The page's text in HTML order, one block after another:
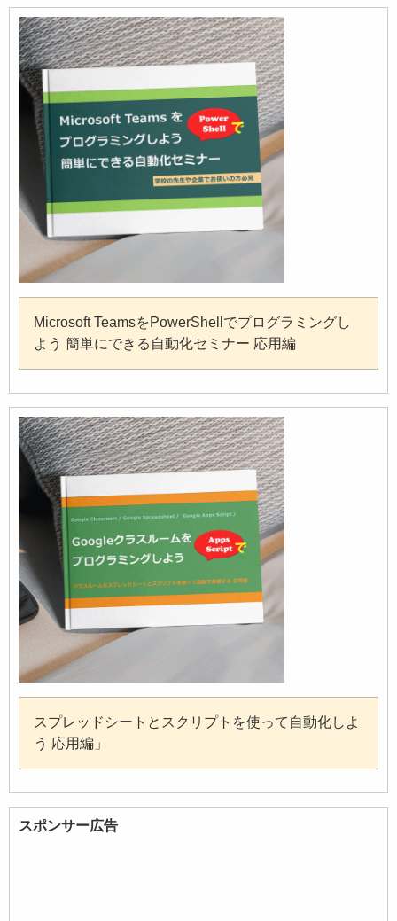
Microsoft TeamsをPowerShellでプログラミングし
よう 簡単にできる自動化セミナー 応用編
スプレッドシートとスクリプトを使って自動化しよ
う 応用編」
スポンサー広告